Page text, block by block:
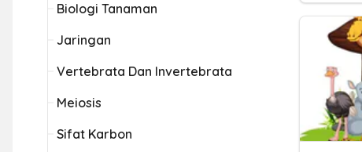
Biologi Tanaman
Jaringan
Vertebrata Dan Invertebrata
Meiosis
Sifat Karbon